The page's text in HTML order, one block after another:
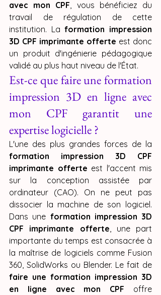
avec mon CPF , vous bénéficiez du
travail de régulation de cette
institution. La formation impression
3D CPF imprimante offerte est donc
un produit d'ingénierie pédagogique
validé au plus haut niveau de l'État.
Est-ce que faire une formation
impression 3D en ligne avec
mon CPF garantit une
expertise logicielle ?
formation impression 3D CPF
imprimante offerte est l'accent mis
sur la conception assistée par
ordinateur (CAO). On ne peut pas
dissocier la machine de son logiciel.
Dans une formation impression 3D
CPF imprimante offerte , une part
importante du temps est consacrée à
la maîtrise de logiciels comme Fusion
faire une formation impression 3D
en ligne avec mon CPF offre